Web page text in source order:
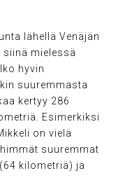
lähellä Venäjän
siinä mielessä
hyvin
suuremmasta
kertyy 286
Esimerkiksi
on vielä
suuremmat
kilometriä) ja